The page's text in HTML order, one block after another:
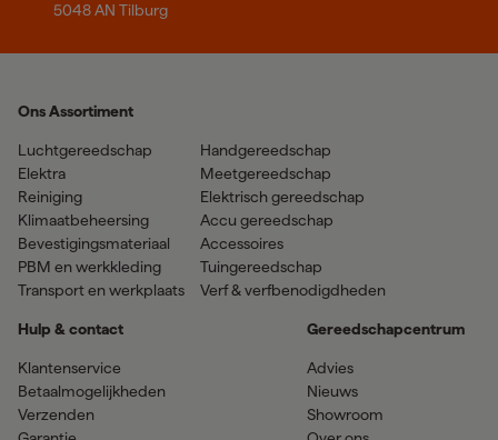
5048 AN Tilburg
Ons Assortiment
Luchtgereedschap
Elektra
Reiniging
Klimaatbeheersing
Bevestigingsmateriaal
PBM en werkkleding
Transport en werkplaats
Handgereedschap
Meetgereedschap
Elektrisch gereedschap
Accu gereedschap
Accessoires
Tuingereedschap
Verf & verfbenodigdheden
Hulp & contact
Klantenservice
Betaalmogelijkheden
Verzenden
Gereedschapcentrum
Advies
Nieuws
Showroom